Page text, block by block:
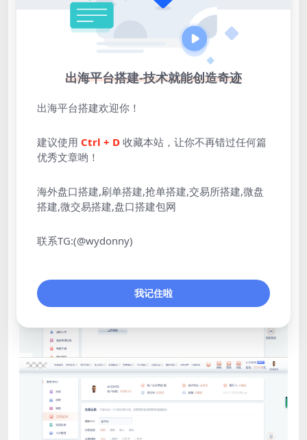
出海平台搭建-技术就能创造奇迹
出海平台搭建欢迎你！
建议使用 Ctrl + D 收藏本站，让你不再错过任何篇
优秀文章哟！
海外盘口搭建,刷单搭建,抢单搭建,交易所搭建,微盘
搭建,微交易搭建,盘口搭建包网
联系TG:(@wydonny)
我记住啦